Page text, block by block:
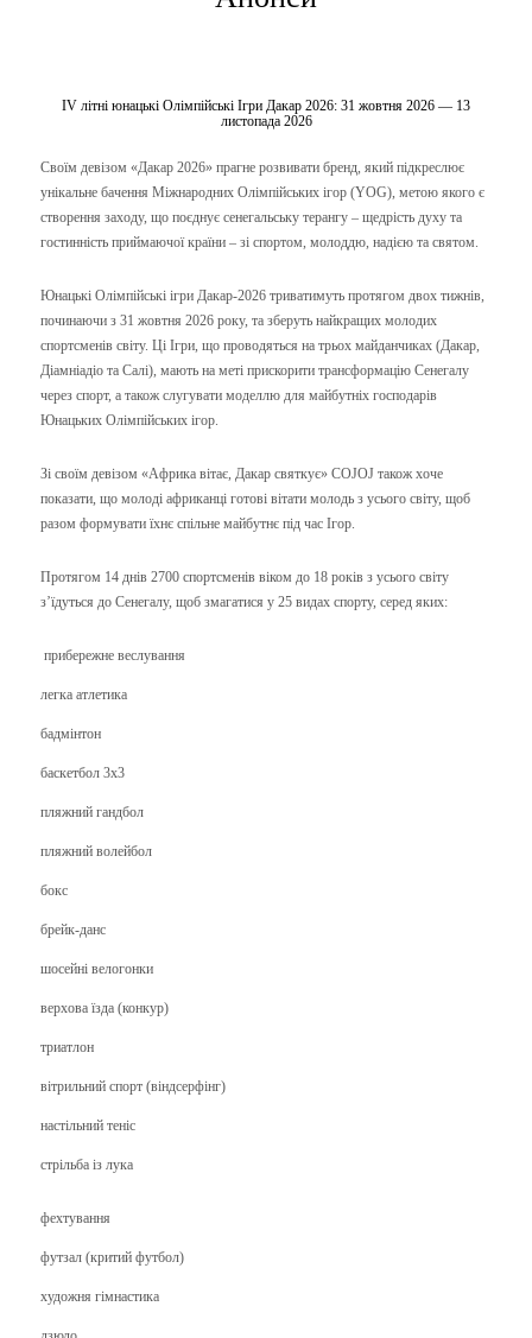
IV літні юнацькі Олімпійські Ігри Дакар 2026: 31 жовтня 2026 — 13
листопада 2026
Своїм девізом «Дакар 2026» прагне розвивати бренд, який підкреслює
унікальне бачення Міжнародних Олімпійських ігор (YOG), метою якого є
створення заходу, що поєднує сенегальську терангу – щедрість духу та
гостинність приймаючої країни – зі спортом, молоддю, надією та святом.
Юнацькі Олімпійські ігри Дакар-2026 триватимуть протягом двох тижнів,
починаючи з 31 жовтня 2026 року, та зберуть найкращих молодих
спортсменів світу. Ці Ігри, що проводяться на трьох майданчиках (Дакар,
Діамніадіо та Салі), мають на меті прискорити трансформацію Сенегалу
через спорт, а також слугувати моделлю для майбутніх господарів
Юнацьких Олімпійських ігор.
Зі своїм девізом «Африка вітає, Дакар святкує» COJOJ також хоче
показати, що молоді африканці готові вітати молодь з усього світу, щоб
разом формувати їхнє спільне майбутнє під час Ігор.
Протягом 14 днів 2700 спортсменів віком до 18 років з усього світу
з’їдуться до Сенегалу, щоб змагатися у 25 видах спорту, серед яких:
прибережне веслування
легка атлетика
бадмінтон
баскетбол 3х3
пляжний гандбол
пляжний волейбол
бокс
брейк-данс
шосейні велогонки
верхова їзда (конкур)
триатлон
вітрильний спорт (віндсерфінг)
настільний теніс
стрільба із лука
фехтування
футзал (критий футбол)
художня гімнастика